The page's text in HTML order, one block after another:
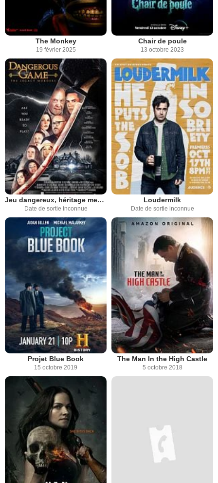
The Monkey
19 février 2025
Chair de poule
13 octobre 2023
Jeu dangereux, héritage meutrier
Date de sortie inconnue
Loudermilk
Date de sortie inconnue
Projet Blue Book
15 octobre 2019
The Man In the High Castle
5 octobre 2018